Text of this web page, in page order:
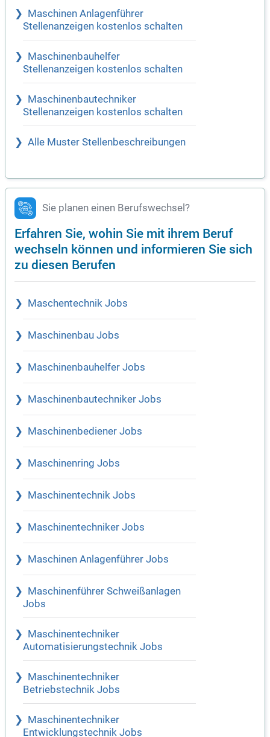
Maschinen Anlagenführer
Stellenanzeigen kostenlos schalten
Maschinenbauhelfer
Stellenanzeigen kostenlos schalten
Maschinenbautechniker
Stellenanzeigen kostenlos schalten
Alle Muster Stellenbeschreibungen
Sie planen einen Berufswechsel?
Erfahren Sie, wohin Sie mit ihrem Beruf
wechseln können und informieren Sie sich
zu diesen Berufen
Maschentechnik Jobs
Maschinenbau Jobs
Maschinenbauhelfer Jobs
Maschinenbautechniker Jobs
Maschinenbediener Jobs
Maschinenring Jobs
Maschinentechnik Jobs
Maschinentechniker Jobs
Maschinen Anlagenführer Jobs
Maschinenführer Schweißanlagen
Jobs
Maschinentechniker
Automatisierungstechnik Jobs
Maschinentechniker
Betriebstechnik Jobs
Maschinentechniker
Entwicklungstechnik Jobs